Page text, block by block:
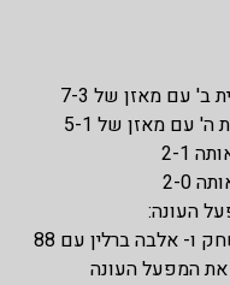
עם מאזן של 7-3
עם מאזן של 5-1
2-1
2-0
העונה:
נקודות – ולנסיה עם 82 בממוצע למשחק ו- אלבה ברלין עם 88
המפעל העונה